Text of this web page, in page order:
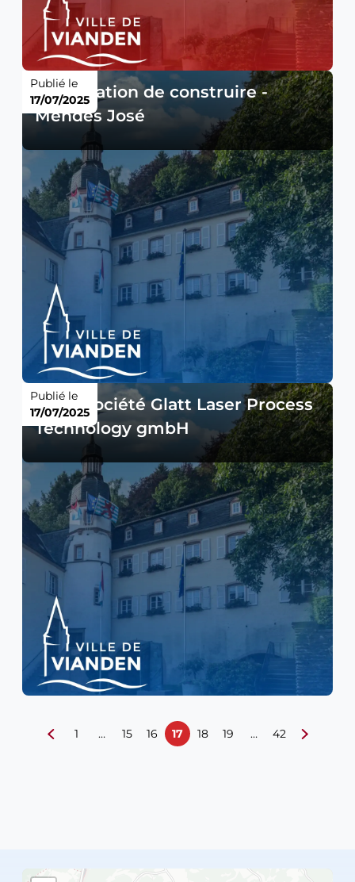
Autorisation de construire -
Mendes José
Publié le
17/07/2025
Avis - société Glatt Laser Process
Technology gmbH
Publié le
17/07/2025
1 … 15 16 17 18 19 … 42